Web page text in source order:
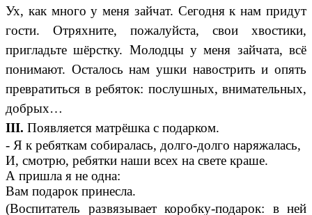
Ух, как много у меня зайчат. Сегодня к нам придут
гости. Отряхните, пожалуйста, свои хвостики,
пригладьте шёрстку. Молодцы у меня зайчата, всё
понимают. Осталось нам ушки навострить и опять
превратиться в ребяток: послушных, внимательных,
добрых…
III. Появляется матрёшка с подарком.
- Я к ребяткам собиралась, долго-долго наряжалась,
И, смотрю, ребятки наши всех на свете краше.
А пришла я не одна:
Вам подарок принесла.
(Воспитатель развязывает коробку-подарок: в ней